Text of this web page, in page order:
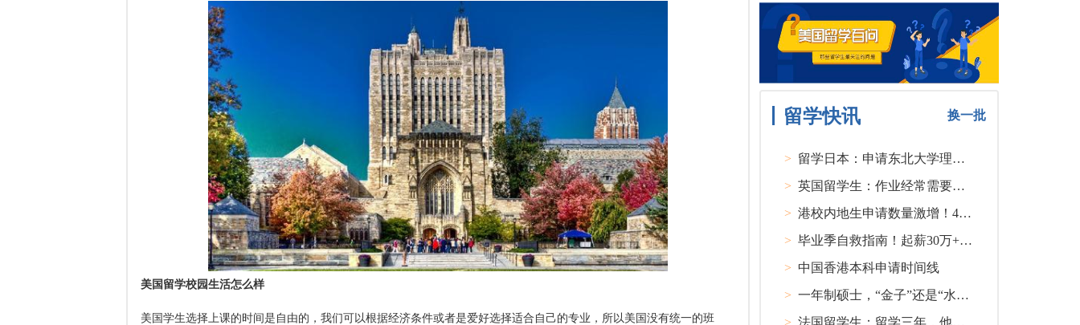
美国留学校园生活怎么样
美国学生选择上课的时间是自由的，我们可以根据经济条件或者是爱好选择适合自己的专业，所以美国没有统一的班
留学快讯 换一批
>
留学日本：申请东北大学理工类硕士课程大多要求先获得教授内诺
>
英国留学生：作业经常需要熬夜完成
>
港校内地生申请数量激增！40人抢1学位？
>
毕业季自救指南！起薪30万+ 不愧是00后都偏爱的留学国家TOP1
> 中国香港本科申请时间线
>
一年制硕士，“金子”还是“水货”？
>
法国留学生：留学三年，他在孤独中找到内心的力量